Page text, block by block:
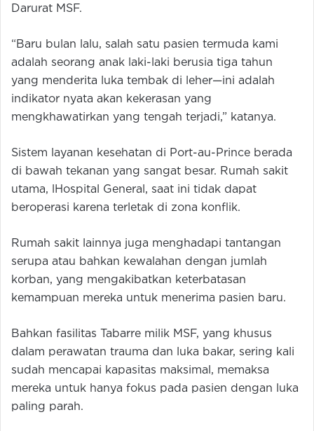
Darurat MSF.
“Baru bulan lalu, salah satu pasien termuda kami
adalah seorang anak laki-laki berusia tiga tahun
yang menderita luka tembak di leher—ini adalah
indikator nyata akan kekerasan yang
mengkhawatirkan yang tengah terjadi,” katanya.
Sistem layanan kesehatan di Port-au-Prince berada
di bawah tekanan yang sangat besar. Rumah sakit
utama, lHospital General, saat ini tidak dapat
beroperasi karena terletak di zona konflik.
Rumah sakit lainnya juga menghadapi tantangan
serupa atau bahkan kewalahan dengan jumlah
korban, yang mengakibatkan keterbatasan
kemampuan mereka untuk menerima pasien baru.
Bahkan fasilitas Tabarre milik MSF, yang khusus
dalam perawatan trauma dan luka bakar, sering kali
sudah mencapai kapasitas maksimal, memaksa
mereka untuk hanya fokus pada pasien dengan luka
paling parah.